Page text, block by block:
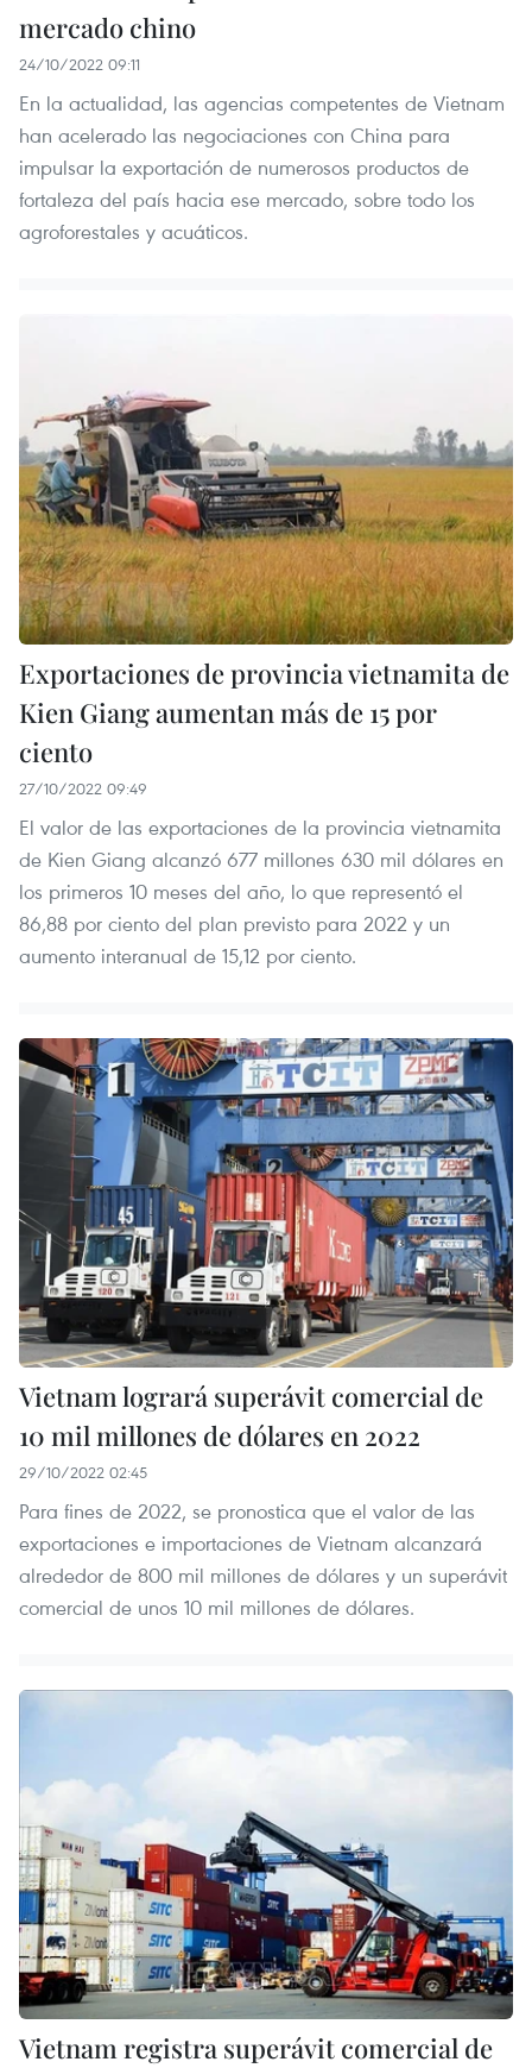
mercado chino
24/10/2022 09:11
En la actualidad, las agencias competentes de Vietnam
han acelerado las negociaciones con China para
impulsar la exportación de numerosos productos de
fortaleza del país hacia ese mercado, sobre todo los
agroforestales y acuáticos.
Exportaciones de provincia vietnamita de
Kien Giang aumentan más de 15 por
ciento
27/10/2022 09:49
El valor de las exportaciones de la provincia vietnamita
de Kien Giang alcanzó 677 millones 630 mil dólares en
los primeros 10 meses del año, lo que representó el
86,88 por ciento del plan previsto para 2022 y un
aumento interanual de 15,12 por ciento.
Vietnam logrará superávit comercial de
10 mil millones de dólares en 2022
29/10/2022 02:45
Para fines de 2022, se pronostica que el valor de las
exportaciones e importaciones de Vietnam alcanzará
alrededor de 800 mil millones de dólares y un superávit
comercial de unos 10 mil millones de dólares.
Vietnam registra superávit comercial de